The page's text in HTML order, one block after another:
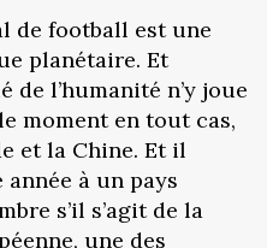
de football est une
planétaire. Et
l’humanité n’y joue
moment en tout cas,
et la Chine. Et il
à un pays
s’il s’agit de la
une des